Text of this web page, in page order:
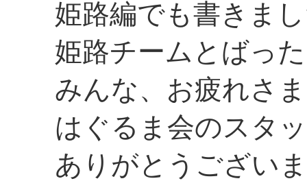
姫路編でも書きま
姫路チームとばっ
みんな、お疲れさ
はぐるま会のスタ
ありがとうござい